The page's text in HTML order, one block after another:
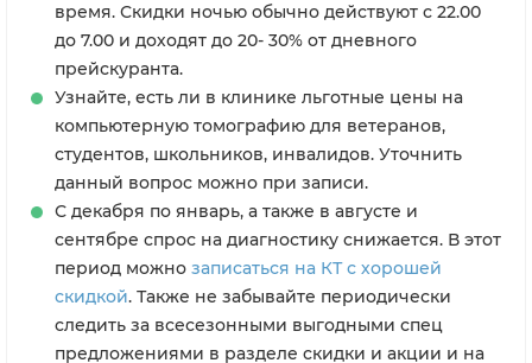
время. Скидки ночью обычно действуют с 22.00
до 7.00 и доходят до 20- 30% от дневного
прейскуранта.
Узнайте, есть ли в клинике льготные цены на
компьютерную томографию для ветеранов,
студентов, школьников, инвалидов. Уточнить
данный вопрос можно при записи.
С декабря по январь, а также в августе и
сентябре спрос на диагностику снижается. В этот
период можно записаться на КТ с хорошей
скидкой. Также не забывайте периодически
следить за всесезонными выгодными спец
предложениями в разделе скидки и акции и на